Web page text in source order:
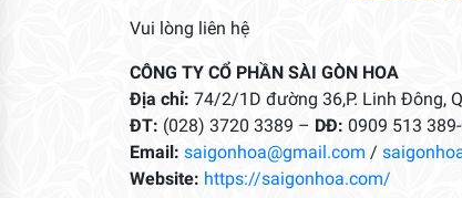
Vui lòng liên hệ
CÔNG TY CỔ PHẦN SÀI GÒN HOA
Địa chỉ: 74/2/1D đường 36,P. Linh Đông,
ĐT: (028) 3720 3389 – DĐ: 0909 513
Email: saigonhoa@gmail.com /
Website: https://saigonhoa.com/